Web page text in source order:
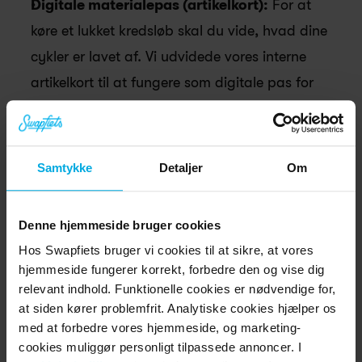
Samtykke Detaljer Om
Denne hjemmeside bruger cookies
Hos Swapfiets bruger vi cookies til at sikre, at vores
hjemmeside fungerer korrekt, forbedre den og vise dig
relevant indhold. Funktionelle cookies er nødvendige for,
at siden kører problemfrit. Analytiske cookies hjælper os
med at forbedre vores hjemmeside, og marketing-
cookies muliggør personligt tilpassede annoncer. I
Digitale materialepas (artikelkort): For at
køre et lukket kredsløb skal du vide, hvad dine
cykler er lavet af. Vi udvidede vores interne
artikelkort til at fungere som digitale pas for
komponenter, hvor vi sporer data helt ned til
grammet, herunder præcis
materialesammensætning (% genanvendt
indhold vs. jomfruelige materialer), vægt og
En virksomhed, der bekymrer
sig om mere end hardware
En virkelig bæredygtig virksomhed starter med en